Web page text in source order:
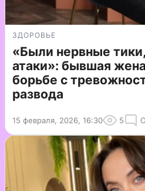
ЗДОРОВЬЕ
«Были нервные
атаки»: бывшая
борьбе с
развода
15 февраля, 2026, 16:30 5